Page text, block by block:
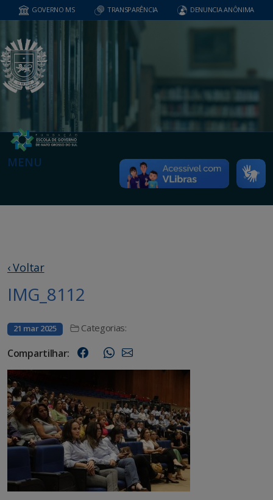
GOVERNO MS TRANSPARÊNCIA DENUNCIA ANÔNIMA
MENU
‹ Voltar
IMG_8112
21 mar 2025 Categorias:
Compartilhar: